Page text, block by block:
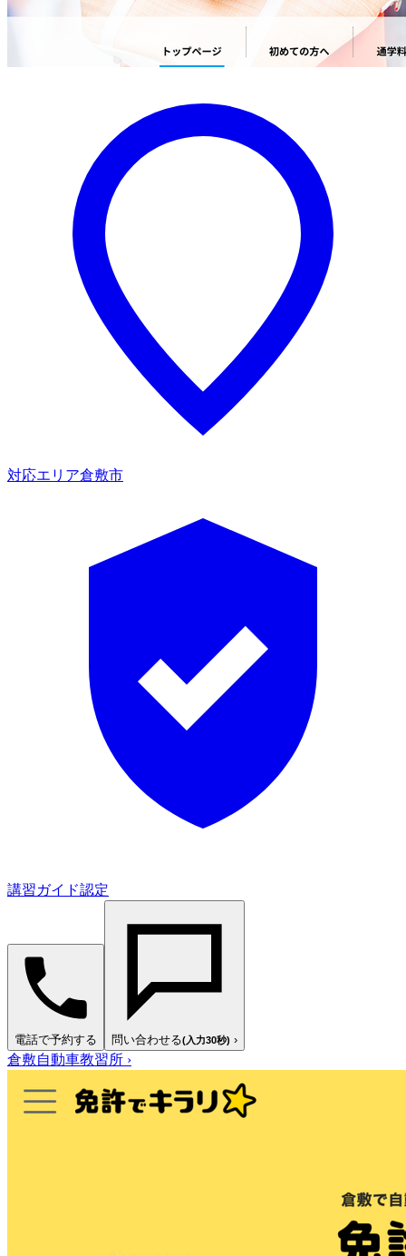
対応エリア倉敷市
講習ガイド認定
電話で予約する 問い合わせる(入力30秒) ›
倉敷自動車教習所 ›